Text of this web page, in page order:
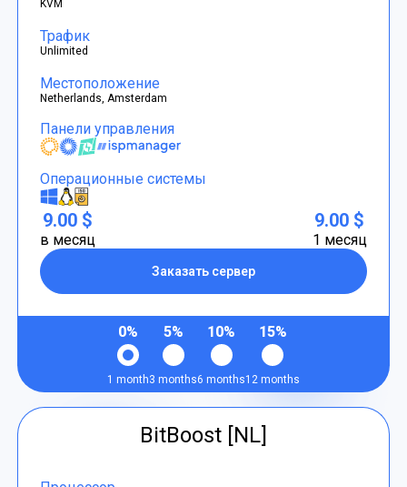
KVM
Трафик
Unlimited
Местоположение
Netherlands, Amsterdam
Панели управления
Операционные системы
9.00 $
в месяц
Заказать сервер
9.00 $
1 месяц
0%
1 month
5%
3 months
10%
6 months
15%
12 months
BitBoost [NL]